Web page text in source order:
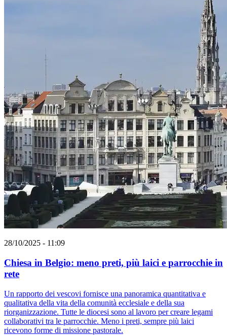
28/10/2025 - 11:09
Chiesa in Belgio: meno preti, più laici e parrocchie in
rete
Un rapporto dei vescovi fornisce una panoramica quantitativa e
qualitativa della vita della comunità ecclesiale e della sua
riorganizzazione. Tutte le diocesi sono al lavoro per creare legami
collaborativi tra le parrocchie. Meno i preti, sempre più laici
ricevono forme di missione pastorale.